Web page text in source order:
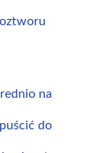
na
do